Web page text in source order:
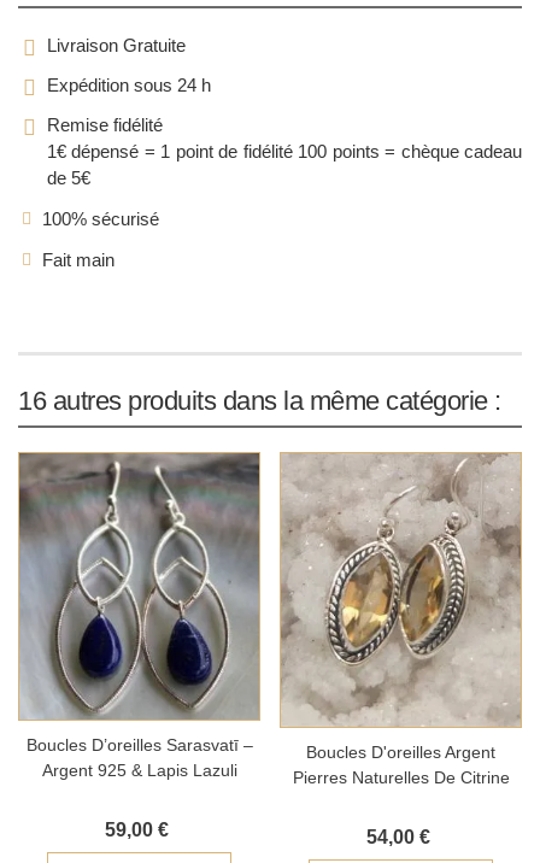
Livraison Gratuite
Expédition sous 24 h
Remise fidélité
1€ dépensé = 1 point de fidélité100 points = chèque cadeau
de 5€
100% sécurisé
Fait main
16 autres produits dans la même catégorie :
Boucles D’oreilles Sarasvatī –
Argent 925 & Lapis Lazuli
59,00 €
Boucles D'oreilles Argent
Pierres Naturelles De Citrine
54,00 €